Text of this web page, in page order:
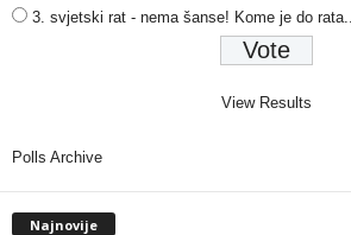
3. svjetski rat - nema šanse! Kome je do rata...
View Results
Polls Archive
Najnovije